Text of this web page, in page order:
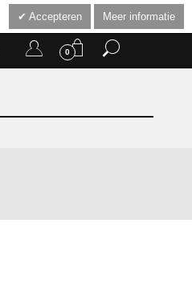
Accepteren Meer informatie
0